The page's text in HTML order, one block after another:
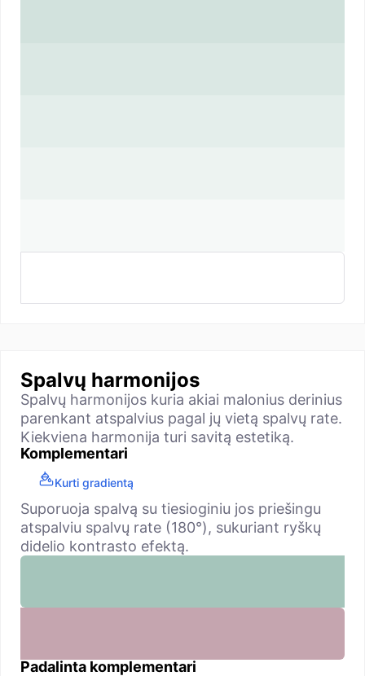
Spalvų harmonijos
Spalvų harmonijos kuria akiai malonius derinius
parenkant atspalvius pagal jų vietą spalvų rate.
Kiekviena harmonija turi savitą estetiką.
Komplementari
Kurti gradientą
Suporuoja spalvą su tiesioginiu jos priešingu
atspalviu spalvų rate (180°), sukuriant ryškų
didelio kontrasto efektą.
Padalinta komplementari